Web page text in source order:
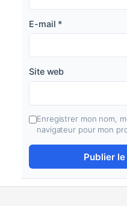
E-mail *
Site web
Enregistrer mon nom,
navigateur pour mon